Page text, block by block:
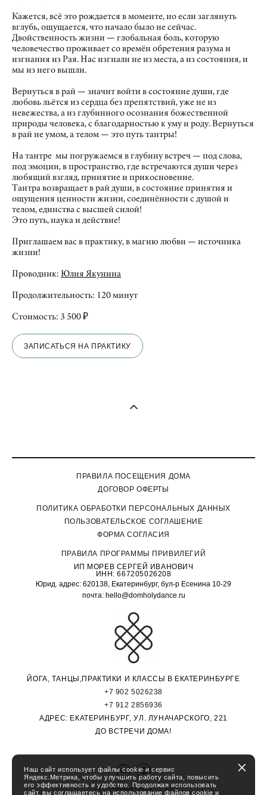
Кажется, всё это рождается в моменте, но если заглянуть
вглубь, ощущается, что начало было не сейчас.
Двойственность жизни — глобальная боль, которую
человечество проживает со времён обретения разума и
изгнания из Рая. Нас изгнали не из места, а из состояния, и
мы из него вышли.
Вернуться в рай — значит войти в состояние души, где
любовь льётся из сердца без препятствий, уже не из
невежества, а из глубинного осознания божественной
природы человека, с благодарностью к уму и роду. Вернуться
в рай не умом, а телом — это путь тантры!
На тантре мы погружаемся в глубину встреч — под слова,
под эмоции, в пространство, где встречаются души через
любящий взгляд, принятие и прикосновение.
Тантра возвращает в рай души, в состояние принятия и
ощущения ценности жизни, соединённости с душой и
телом, единства с высшей силой!
Это путь, наука и действие!
Приглашаем вас в практику, в магию любви — источника
жизни!
Проводник: Юлия Якунина
Продолжительность: 120 минут
Стоимость: 3 500 ₽
ЗАПИСАТЬСЯ НА ПРАКТИКУ
ПРАВИЛА ПОСЕЩЕНИЯ ДОМА
ДОГОВОР ОФЕРТЫ
ПОЛИТИКА ОБРАБОТКИ ПЕРСОНАЛЬНЫХ ДАННЫХ
ПОЛЬЗОВАТЕЛЬСКОЕ СОГЛАШЕНИЕ
ФОРМА СОГЛАСИЯ
ПРАВИЛА ПРОГРАММЫ ПРИВИЛЕГИЙ
ИП МОРЕВ СЕРГЕЙ ИВАНОВИЧ
ИНН: 667205026208
Юрид. адрес: 620138, Екатеринбург, бул-р Есенина 10-29
почта: hello@domholydance.ru
ЙОГА, ТАНЦЫ,ПРАКТИКИ И КЛАССЫ В ЕКАТЕРИНБУРГЕ
+7 902 5026238
+7 912 2856936
АДРЕС: ЕКАТЕРИНБУРГ, УЛ. ЛУНАЧАРСКОГО, 221
ДО ВСТРЕЧИ ДОМА!
Наш сайт использует файлы cookie и сервис
Яндекс.Метрика, чтобы улучшить работу сайта, повысить
его эффективность и удобство. Продолжая использовать
сайт, вы соглашаетесь на использование файлов cookie и